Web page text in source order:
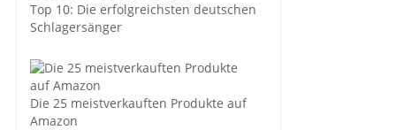
Top 10: Die erfolgreichsten deutschen
Schlagersänger
Die 25 meistverkauften Produkte auf
Amazon